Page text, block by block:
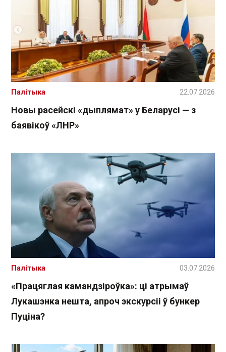
Новы расейскі «дыплямат» у Беларусі — з
баявікоў «ЛНР»
Палітыка 22.07.2026
«Працяглая камандзіроўка»: ці атрымаў
Лукашэнка нешта, апроч экскурсіі ў бункер
Пуціна?
Палітыка 03.07.2026